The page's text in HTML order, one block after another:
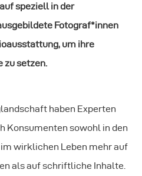
speziell in der
Fotograf*innen
um ihre
zu setzen.
haben Experten
Konsumenten sowohl in den
wirklichen Leben mehr auf
als auf schriftliche Inhalte.